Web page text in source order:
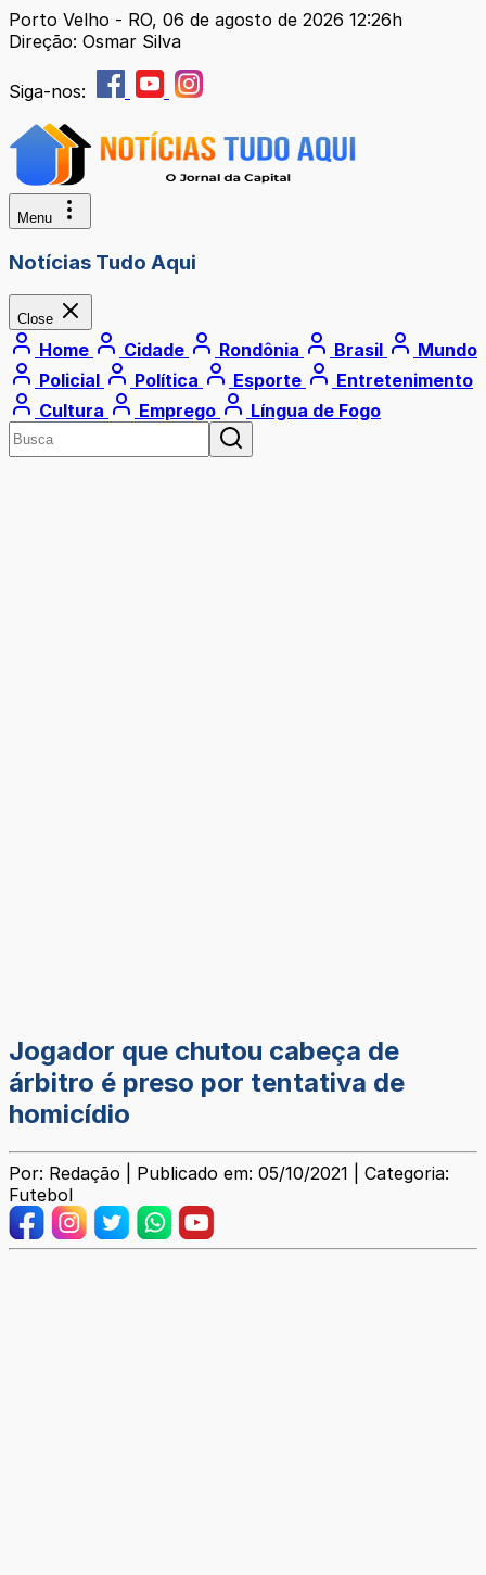
Porto Velho - RO, 06 de agosto de 2026 12:26h
Direção: Osmar Silva
Siga-nos:
Menu
Notícias Tudo Aqui
Close
Home Cidade Rondônia Brasil
Mundo
Policial
Política Esporte
Entretenimento
Cultura
Emprego Língua de Fogo
Jogador que chutou cabeça de
árbitro é preso por tentativa de
homicídio
Por: Redação | Publicado em: 05/10/2021 | Categoria:
Futebol